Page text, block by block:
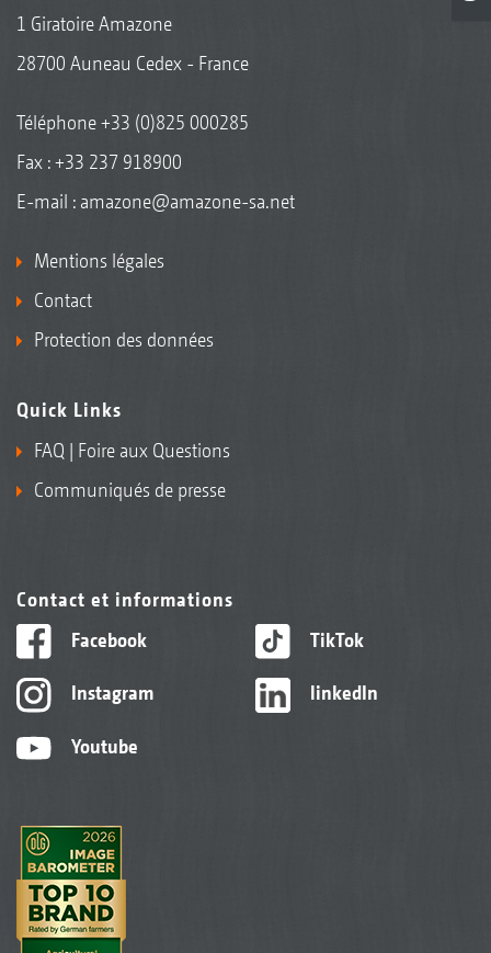
1 Giratoire Amazone
28700 Auneau Cedex - France
Téléphone+33 (0)825 000285
Fax : +33 237 918900
E-mail : amazone@amazone-sa.net
Mentions légales
Contact
Protection des données
Quick Links
FAQ | Foire aux Questions
Communiqués de presse
Contact et informations
Facebook
Instagram
Youtube
TikTok
linkedIn